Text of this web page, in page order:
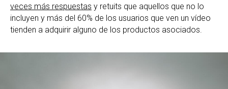
veces más respuestas y retuits que aquellos que no lo
incluyen y más del 60% de los usuarios que ven un vídeo
tienden a adquirir alguno de los productos asociados.